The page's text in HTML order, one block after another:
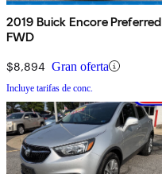
2019 Buick Encore Preferred
FWD
$8,894 Gran oferta
Incluye tarifas de conc.